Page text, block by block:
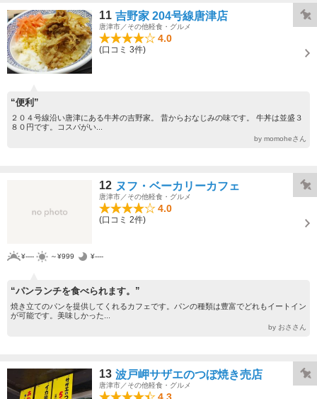
11 吉野家 204号線唐津店
唐津市／その他軽食・グルメ
4.0
(口コミ 3件)
“便利”
２０４号線沿い唐津にある牛丼の吉野家。 昔からおなじみの味です。 牛丼は並盛３
８０円です。コスパがい...
by momoheさん
12 ヌフ・ベーカリーカフェ
唐津市／その他軽食・グルメ
4.0
(口コミ 2件)
¥---- ～¥999 ¥----
“パンランチを食べられます。”
焼き立てのパンを提供してくれるカフェです。パンの種類は豊富でどれもイートイン
が可能です。美味しかった...
by おささん
13 波戸岬サザエのつぼ焼き売店
唐津市／その他軽食・グルメ
4.3